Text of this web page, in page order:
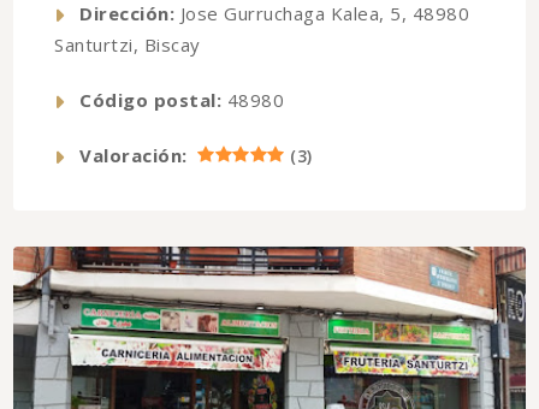
Dirección: Jose Gurruchaga Kalea, 5, 48980
Santurtzi, Biscay
Código postal: 48980
Valoración: (3)